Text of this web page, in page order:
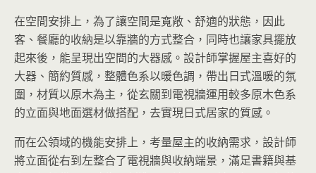
在空間安排上，為了讓空間是寬敞、舒適的狀態，因此
客、餐廳的收納是以靠牆的方式整合，同時也讓家具擺放
起來後，能呈現出空間的大器感。設計師掌握屋主喜好的
大器、簡約質感，整體色系以暖色調，帶出日式溫暖的氛
圍，材質以原木為主，從玄關到電視牆運用較多原木色系
的立面與地面選材做搭配，去實現日式居家的質感。
而在公領域的機能安排上，考量屋主的收納需求，設計師
將立面從右到左整合了電視牆與收納端景，滿足書籍與基